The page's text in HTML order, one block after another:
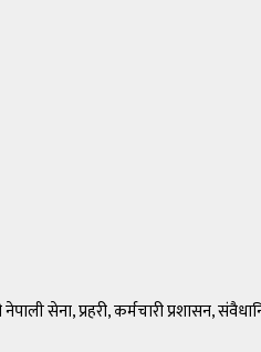
सेना, प्रहरी, कर्मचारी प्रशासन,